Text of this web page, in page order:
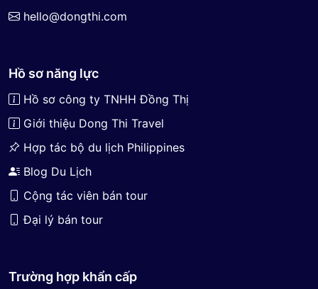
hello@dongthi.com
Hồ sơ năng lực
Hồ sơ công ty TNHH Đồng Thị
Giới thiệu Dong Thi Travel
Hợp tác bộ du lịch Philippines
Blog Du Lịch
Cộng tác viên bán tour
Đại lý bán tour
Trường hợp khẩn cấp